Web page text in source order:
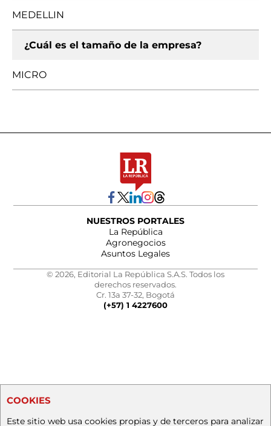
MEDELLIN
¿Cuál es el tamaño de la empresa?
MICRO
NUESTROS PORTALES
La República
Agronegocios
Asuntos Legales
© 2026, Editorial La República S.A.S. Todos los
derechos reservados.
Cr. 13a 37-32, Bogotá
(+57) 1 4227600
COOKIES
Este sitio web usa cookies propias y de terceros para analizar